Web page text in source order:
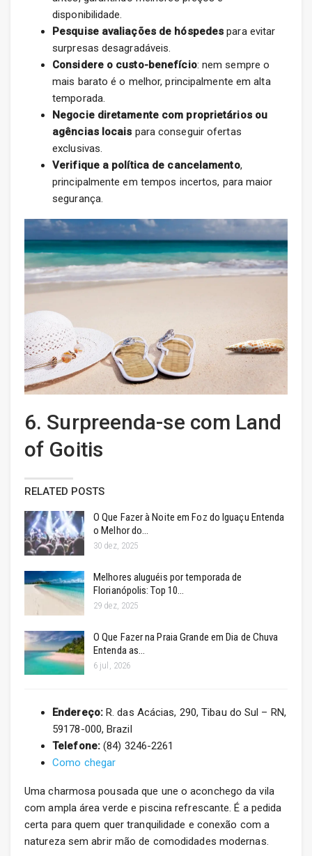
disponibilidade.
Pesquise avaliações de hóspedes para evitar
surpresas desagradáveis.
Considere o custo-benefício: nem sempre o
mais barato é o melhor, principalmente em alta
temporada.
Negocie diretamente com proprietários ou
agências locais para conseguir ofertas
exclusivas.
Verifique a política de cancelamento,
principalmente em tempos incertos, para maior
segurança.
6. Surpreenda-se com Land
of Goitis
RELATED POSTS
O Que Fazer à Noite em Foz do Iguaçu Entenda
o Melhor do…
30 dez, 2025
Melhores aluguéis por temporada de
Florianópolis: Top 10…
29 dez, 2025
O Que Fazer na Praia Grande em Dia de Chuva
Entenda as…
6 jul, 2026
Endereço:R. das Acácias, 290, Tibau do Sul – RN,
59178-000, Brazil
Telefone:(84) 3246-2261
Como chegar
Uma charmosa pousada que une o aconchego da vila
com ampla área verde e piscina refrescante. É a pedida
certa para quem quer tranquilidade e conexão com a
natureza sem abrir mão de comodidades modernas.